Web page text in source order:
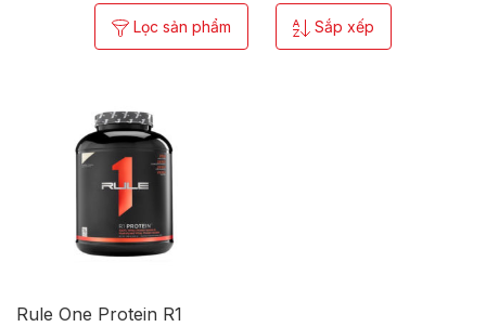
Lọc sản phẩm Sắp xếp
Rule One Protein R1